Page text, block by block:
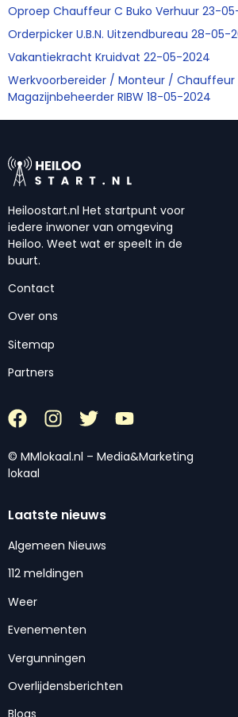
Oproep Chauffeur C Buko Verhuur 23-
Orderpicker U.B.N. Uitzendbureau 28-05-
Vakantiekracht Kruidvat 22-05-2024
Werkvoorbereider / Monteur /
Magazijnbeheerder RIBW 18-05-2024
Heiloostart.nl Het startpunt voor
iedere inwoner van omgeving
Heiloo. Weet wat er speelt in de
buurt.
Contact
Over ons
Sitemap
Partners
© MMlokaal.nl – Media&Marketing
lokaal
Laatste nieuws
Algemeen Nieuws
112 meldingen
Weer
Evenementen
Vergunningen
Overlijdensberichten